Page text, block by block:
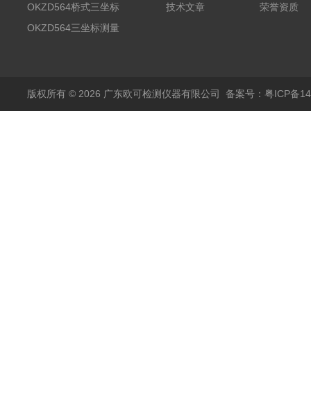
宝测试系统
OKZD564桥式三坐标
测量仪
OKZD564三坐标测量
技术文章
荣誉资质
版权所有 © 2026 广东欧可检测仪器有限公司 备案号：粤ICP备